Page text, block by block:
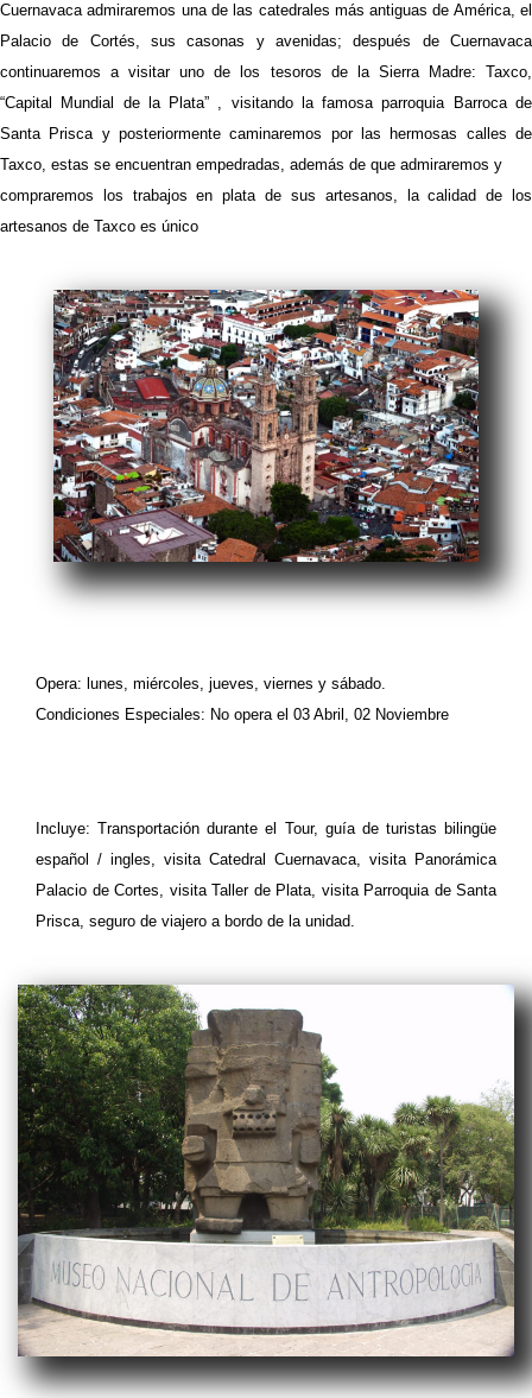
Cuernavaca admiraremos una de las catedrales más antiguas de América, el
Palacio de Cortés, sus casonas y avenidas; después de Cuernavaca
continuaremos a visitar uno de los tesoros de la Sierra Madre: Taxco,
“Capital Mundial de la Plata” , visitando la famosa parroquia Barroca de
Santa Prisca y posteriormente caminaremos por las hermosas calles de
Taxco, estas se encuentran empedradas, además de que admiraremos y
compraremos los trabajos en plata de sus artesanos, la calidad de los
artesanos de Taxco es único
Incluye: Transportación durante el Tour, guía de turistas bilingüe
español / ingles, visita Catedral Cuernavaca, visita Panorámica
Palacio de Cortes, visita Taller de Plata, visita Parroquia de Santa
Prisca, seguro de viajero a bordo de la unidad.
Opera: lunes, miércoles, jueves, viernes y sábado.
Condiciones Especiales: No opera el 03 Abril, 02 Noviembre